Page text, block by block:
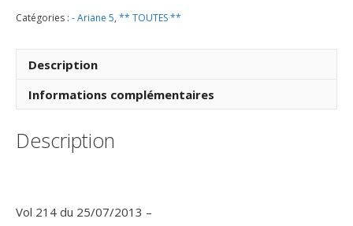
du
Catégories : - Ariane 5, ** TOUTES **
Description
Informations complémentaires
Description
Vol 214 du 25/07/2013 –